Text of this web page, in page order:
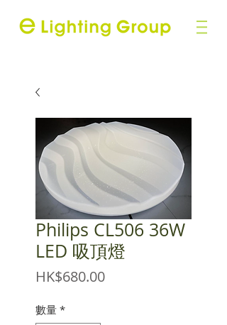
Philips CL506 36W
LED 吸頂燈
HK$680.00價
數量 *